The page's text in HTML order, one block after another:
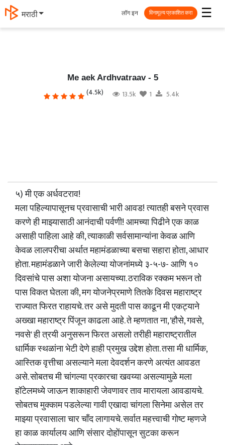
मराठी ☰
लॉग इन विनामूल्य प्रकाशित करा
Me aek Ardhvatraav - 5
(4.5k) 13.5k 1 5.4k
५) मी एक अर्धवटराव!
मला पहिल्यापासूनच प्रवासाची भारी आवड! त्यातही बसने प्रवास
करणे ही माझ्यासाठी आनंदाची पर्वणी! आमच्या पिढीने एक काळ
असाही पाहिला आहे की, त्याकाळी सर्वसामान्यांना केवळ आणि
केवळ लालपरीचा अर्थात महामंडळाच्या बसचा सहारा होता, आधार
होता. महामंडळाने जारी केलेल्या योजनांमध्ये ३-५-७- आणि १०
दिवसांचे पास अशा योजना असायच्या. ठराविक रक्कम भरून तो
पास विकत घेतला की, मग योजनेप्रमाणे तितके दिवस महाराष्ट्र
राज्यात फिरत राहायचे. तर असे मुदती पास काढून मी एकट्याने
अख्खा महाराष्ट्र पिंजून काढला आहे. ते म्हणतात ना, 'हौसे, गवसे,
नवसे' ही त्रयी अनुसरून फिरत असलो तरीही महाराष्ट्रातील
धार्मिक स्थळांना भेटी देणे हाही प्रमुख उद्देश होता. तसा मी धार्मिक,
आस्तिक वृत्तीचा असल्याने मला देवदर्शन करणे अत्यंत आवडत
असे. सोबतच मी चांगल्या प्रकारचा खवय्या असल्यामुळे मला
हॉटेलमध्ये जाऊन शाकाहारी जेवणावर ताव मारायला आवडायचे.
सोबतच मुक्काम पडलेल्या गावी एखादा चांगला सिनेमा असेल तर
माझ्या प्रवासाला चार चाँद लागायचे. सर्वात महत्त्वाची गोष्ट म्हणजे
हा काळ कार्यालय आणि संसार दोहोंपासून सुटका करून